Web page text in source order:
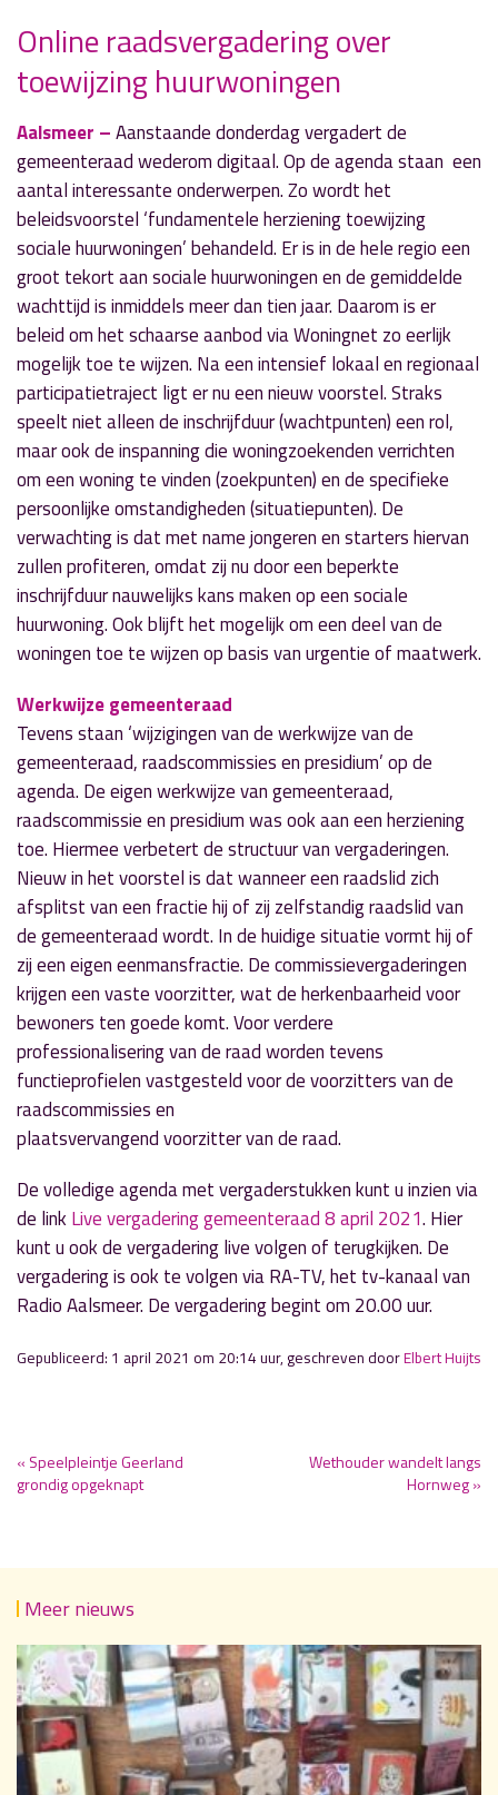
« Vorig nieuwsbericht
Speelpleintje Geerland grondig opgeknapt
1 april 2021
» Volgend nieuwsbericht
Wethouder wandelt langs Hornweg
2 april 2021
Online raadsvergadering over
toewijzing huurwoningen
Aalsmeer –Aanstaande donderdag vergadert de
gemeenteraad wederom digitaal. Op de agenda staan een
aantal interessante onderwerpen. Zo wordt het
beleidsvoorstel ‘fundamentele herziening toewijzing
sociale huurwoningen’ behandeld. Er is in de hele regio een
groot tekort aan sociale huurwoningen en de gemiddelde
wachttijd is inmiddels meer dan tien jaar. Daarom is er
beleid om het schaarse aanbod via Woningnet zo eerlijk
mogelijk toe te wijzen. Na een intensief lokaal en regionaal
participatietraject ligt er nu een nieuw voorstel. Straks
speelt niet alleen de inschrijfduur (wachtpunten) een rol,
maar ook de inspanning die woningzoekenden verrichten
om een woning te vinden (zoekpunten) en de specifieke
persoonlijke omstandigheden (situatiepunten). De
verwachting is dat met name jongeren en starters hiervan
zullen profiteren, omdat zij nu door een beperkte
inschrijfduur nauwelijks kans maken op een sociale
huurwoning. Ook blijft het mogelijk om een deel van de
woningen toe te wijzen op basis van urgentie of maatwerk.
Werkwijze gemeenteraad
Tevens staan ‘wijzigingen van de werkwijze van de
gemeenteraad, raadscommissies en presidium’ op de
agenda. De eigen werkwijze van gemeenteraad,
raadscommissie en presidium was ook aan een herziening
toe. Hiermee verbetert de structuur van vergaderingen.
Nieuw in het voorstel is dat wanneer een raadslid zich
afsplitst van een fractie hij of zij zelfstandig raadslid van
de gemeenteraad wordt. In de huidige situatie vormt hij of
zij een eigen eenmansfractie. De commissievergaderingen
krijgen een vaste voorzitter, wat de herkenbaarheid voor
bewoners ten goede komt. Voor verdere
professionalisering van de raad worden tevens
functieprofielen vastgesteld voor de voorzitters van de
raadscommissies en
plaatsvervangend voorzitter van de raad.
De volledige agenda met vergaderstukken kunt u inzien via
de linkLive vergadering gemeenteraad 8 april 2021. Hier
kunt u ook de vergadering live volgen of terugkijken. De
vergadering is ook te volgen via RA-TV, het tv-kanaal van
Radio Aalsmeer. De vergadering begint om 20.00 uur.
Gepubliceerd: 1 april 2021 om 20:14 uur, geschreven doorElbert Huijts
« Speelpleintje Geerland
grondig opgeknapt
Wethouder wandelt langs
Hornweg »
Meer nieuws